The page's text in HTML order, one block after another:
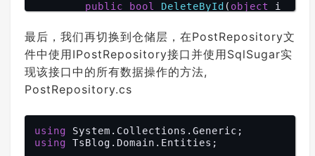
///
<summary>
/// </summary>
///
<param name="ids">主键ID集合
</param>
/// <returns>
</returns>
bool
DeleteByIds( object
    }
public bool DeleteById ( object
i
{
return _postRepository.Dele
teById(id);
        }
public bool
{
return
_postRepository.Dele
teByIds(ids);
        }
最后，我们再切换到仓储层，在PostRepository文
件中使用IPostRepository接口并使用SqlSugar实
现该接口中的所有数据操作的方法,
PostRepository.cs
using
using
TsBlog.Domain.Entities;